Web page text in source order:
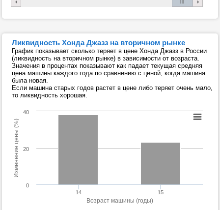
Ликвидность Хонда Джазз на вторичном рынке
График показывает сколько теряет в цене Хонда Джазз в России
(ликвидность на вторичном рынке) в зависимости от возраста.
Значения в процентах показывают как падает текущая средняя
цена машины каждого года по сравнению с ценой, когда машина
была новая.
Если машина старых годов растет в цене либо теряет очень мало,
то ликвидность хорошая.
Возраст машины (годы)
Изменение цены (%)
14 15
0
20
40